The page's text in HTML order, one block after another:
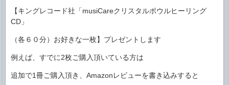
【キングレコード社「musiCareクリスタルボウルヒーリング
CD」
（各６０分）お好きな一枚】プレゼントします
例えば、すでに2枚ご購入頂いている方は
追加で1冊ご購入頂き、Amazonレビューを書き込みすると